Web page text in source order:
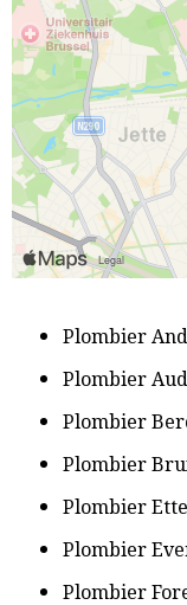
Plombier
​Plombier
Plombier
​Plombier
​Plombier
​Plombier
​Plombier